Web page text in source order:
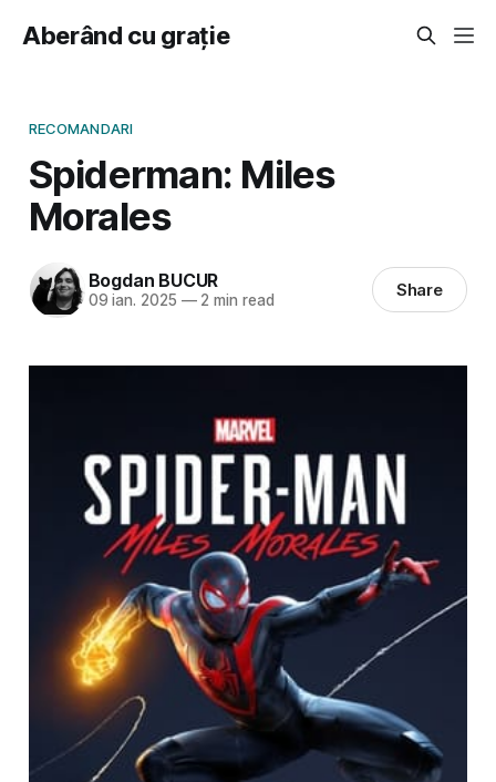
Aberând cu grație
RECOMANDARI
Spiderman: Miles
Morales
Bogdan BUCUR
09 ian. 2025 —2 min read Share